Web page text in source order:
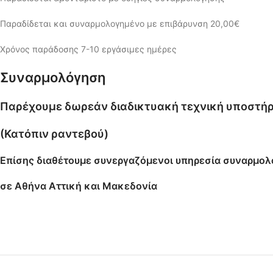
Παραδίδεται και συναρμολογημένο με επιβάρυνση 20,00€
Χρόνος παράδοσης 7-10 εργάσιμες ημέρες
Συναρμολόγηση
Παρέχουμε δωρεάν διαδικτυακή τεχνική
(Κατόπιν ραντεβού)
Επίσης διαθέτουμε συνεργαζόμενοι υπηρεσία
σε Αθήνα Αττική και Μακεδονία